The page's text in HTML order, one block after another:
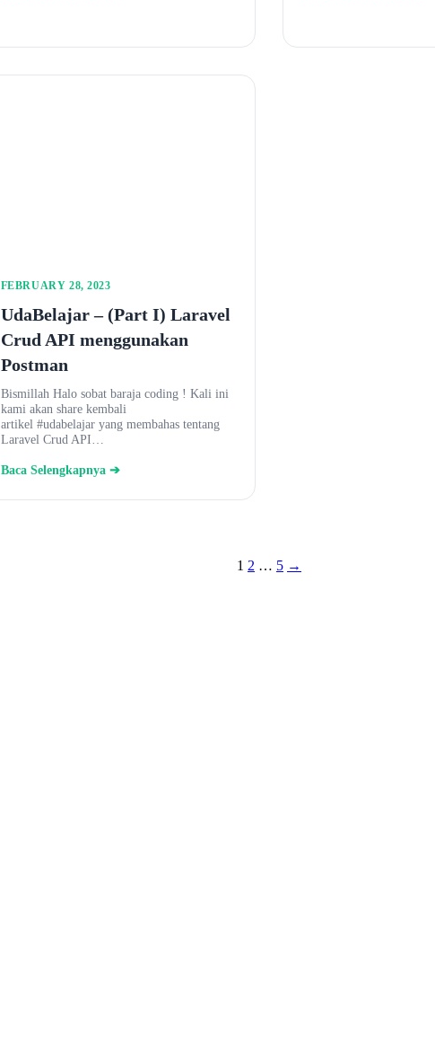
FEBRUARY 28, 2023
UdaBelajar – (Part I) Laravel
Crud API menggunakan
Postman
Bismillah Halo sobat baraja coding ! Kali ini
kami akan share kembali
artikel #udabelajar yang membahas tentang
Laravel Crud API…
Baca Selengkapnya ➔
Posts
1 2 … 5 →